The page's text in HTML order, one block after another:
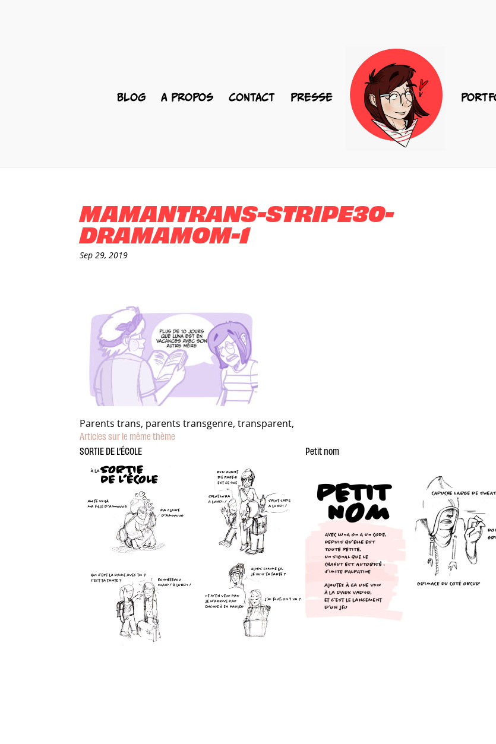
BLOG A PROPOS CONTACT PRESSE
MAMANTRANS-STRIPE30-
DRAMAMOM-1
Sep 29, 2019
Parents trans, parents transgenre, transparent,
Articles sur le même thème
SORTIE DE L’ÉCOLE
Petit nom